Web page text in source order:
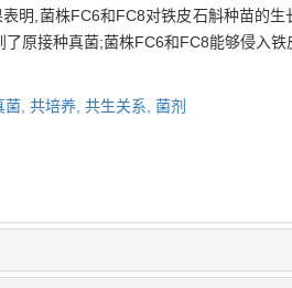
明,菌株FC6和FC8对铁皮石斛种苗的
了原接种真菌;菌株FC6和FC8能够侵入
, 共培养, 共生关系, 菌剂